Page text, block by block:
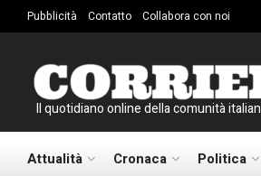
Pubblicità Contatto Collabora con noi
Il quotidiano online della comunità
Attualità Cronaca Politica